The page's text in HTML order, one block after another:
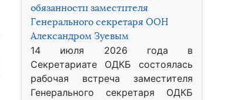
обязанности заместителя
Генерального секретаря ООН
Александром Зуевым
14 июля 2026 года в
Секретариате ОДКБ состоялась
рабочая встреча заместителя
Генерального секретаря ОДКБ